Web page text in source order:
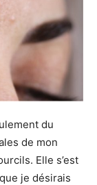
du
de mon
Elle s’est
je désirais